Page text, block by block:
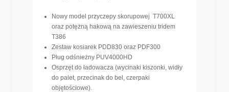
Nowy model przyczepy skorupowej T700XL
oraz potężną hakową na zawieszeniu tridem
T386
Zestaw kosiarek PDD830 oraz PDF300
Pług odśnieżny PUV4000HD
Osprzęt do ładowacza (wycinaki kiszonki, widły
do palet, przecinak do bel, czerpaki
objętościowe).